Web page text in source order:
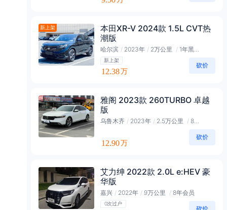
新上架
本田XR-V 2024款 1.5L CVT热
潮版
哈尔滨 / 2023年 / 2万公里 / 1年黑金会员
新上架
12.38万
雅阁 2023款 260TURBO 卓越
版
乌鲁木齐 / 2023年 / 2.5万公里 / 8年黑金会员
12.90万
艾力绅 2022款 2.0L e:HEV 豪
华版
嘉兴 / 2022年 / 9万公里 / 8年会员
0次过户